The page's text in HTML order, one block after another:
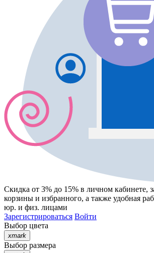
Скидка от 3% до 15% в личном кабинете,
корзины и избранного, а также удобная
юр. и физ. лицами
Зарегистрироваться Войти
Выбор цвета
xmark
Выбор размера